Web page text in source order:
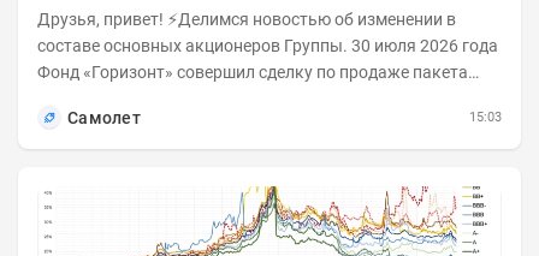
Друзья, привет! ⚡️Делимся новостью об изменении в
составе основных акционеров Группы. 30 июля 2026 года
Фонд «Горизонт» совершил сделку по продаже пакета
Самолет
15:03